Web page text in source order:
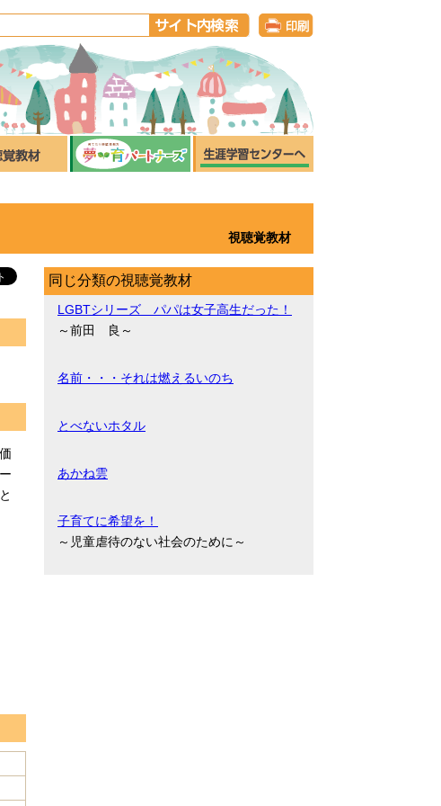
視聴覚教材
同じ分類の視聴覚教材
LGBTシリーズ パパは女子高生だった！
～前田 良～
名前・・・それは燃えるいのち
とべないホタル
あかね雲
子育てに希望を！
～児童虐待のない社会のために～